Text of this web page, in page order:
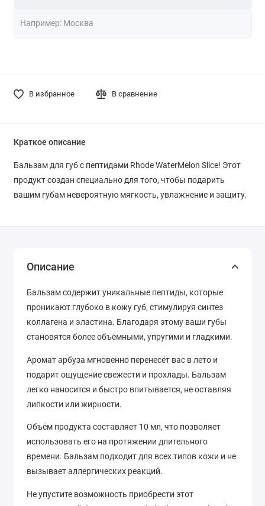
В избранное В сравнение
Краткое описание
Бальзам для губ с пептидами Rhode WaterMelon Slice! Этот
продукт создан специально для того, чтобы подарить
вашим губам невероятную мягкость, увлажнение и защиту.
Описание
Бальзам содержит уникальные пептиды, которые
проникают глубоко в кожу губ, стимулируя синтез
коллагена и эластина. Благодаря этому ваши губы
становятся более объёмными, упругими и гладкими.
Аромат арбуза мгновенно перенесёт вас в лето и
подарит ощущение свежести и прохлады. Бальзам
легко наносится и быстро впитывается, не оставляя
липкости или жирности.
Объём продукта составляет 10 мл, что позволяет
использовать его на протяжении длительного
времени. Бальзам подходит для всех типов кожи и не
вызывает аллергических реакций.
Не упустите возможность приобрести этот